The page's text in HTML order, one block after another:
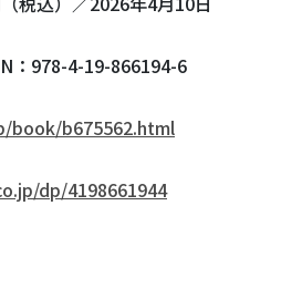
：978-4-19-866194-6
book/b675562.html
dp/4198661944